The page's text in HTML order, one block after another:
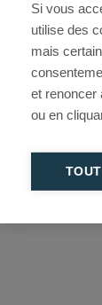
Si vous
utilise des
mais
et renoncer
ou en